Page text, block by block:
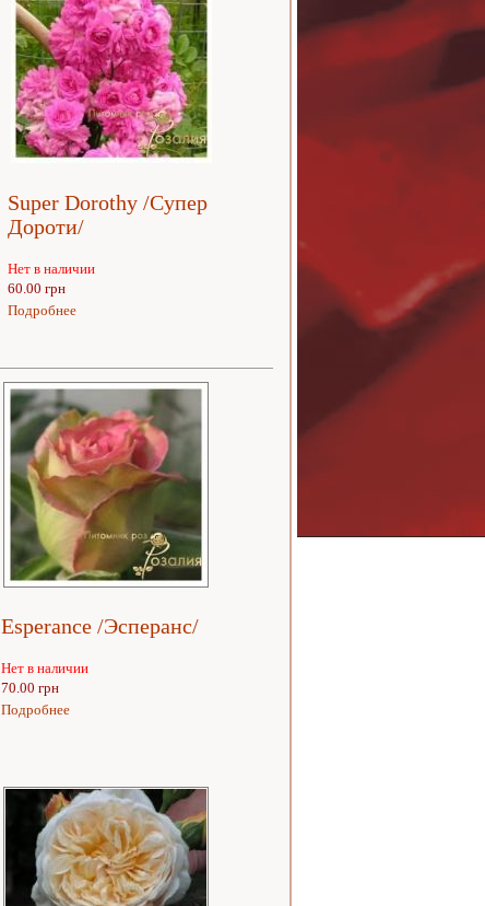
Super Dorothy /Супер
Дороти/
Нет в наличии
60.00 грн
Подробнее
Espеrance /Эсперанс/
Нет в наличии
70.00 грн
Подробнее